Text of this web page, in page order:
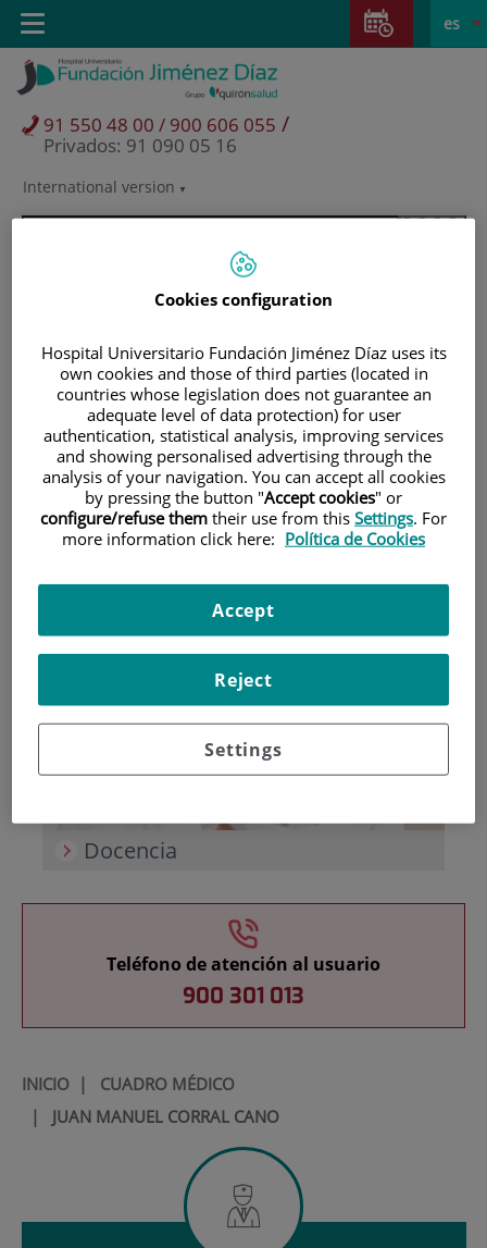
Saltar al contenido
Saltar
contenido
Selector
activo
es
International version
91 550 48 00 / 900 606 055 /
Privados: 91 090 05 16
Toggle
navigation
Pacientes y visitantes
Investigación
Docencia
Teléfono de atención al usuario
900 301 013
INICIO| CUADRO MÉDICO
| JUAN MANUEL CORRAL CANO
Cookies configuration
Hospital Universitario Fundación Jiménez Díaz uses its
own cookies and those of third parties (located in
countries whose legislation does not guarantee an
adequate level of data protection) for user
authentication, statistical analysis, improving services
and showing personalised advertising through the
analysis of your navigation. You can accept all cookies
by pressing the button "Accept cookies" or
configure/refuse them their use from this Settings. For
more information click here: Política de Cookies
Settings
Reject
Accept